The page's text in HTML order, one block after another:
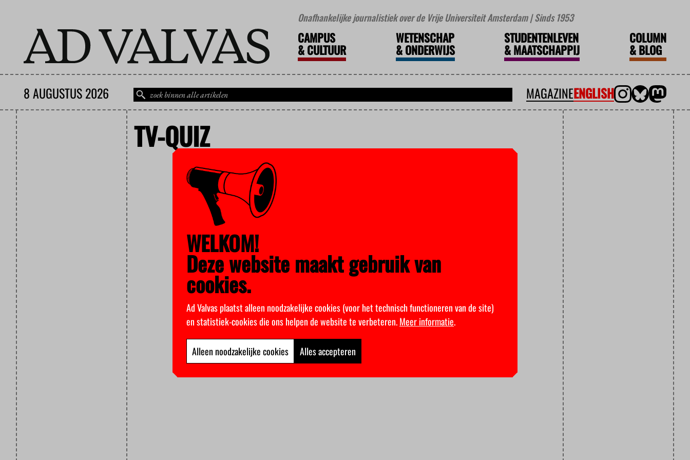
Onafhankelijke journalistiek over de Vrije Universiteit Amsterdam | Sinds 1953
CAMPUS
&CULTUUR
WETENSCHAP
&ONDERWIJS
STUDENTENLEVEN
&MAATSCHAPPIJ
COLUMN
&BLOG
8 AUGUSTUS 2026 MAGAZINEENGLISH
TV-QUIZ
WELKOM!
Deze website maakt gebruik van
cookies.
Ad Valvas plaatst alleen noodzakelijke cookies (voor het technisch functioneren van de site)
en statistiek-cookies die ons helpen de website te verbeteren.Meer informatie.
Alleen noodzakelijke cookies Alles accepteren